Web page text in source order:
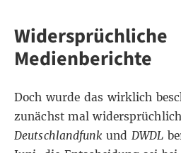
Widersprüchliche
Medienberichte
Doch wurde das wirklich
zunächst mal
Deutschlandfunk undDWDL